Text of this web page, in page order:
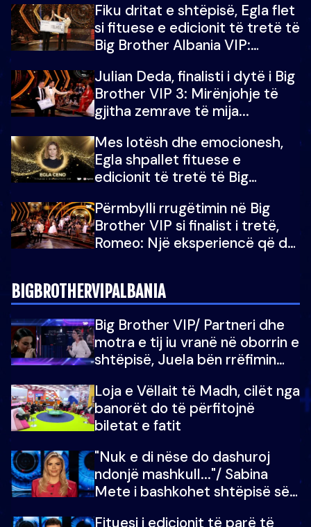
Fiku dritat e shtëpisë, Egla flet
si fituese e edicionit të tretë të
Big Brother Albania VIP:
Julian Deda, finalisti i dytë i Big
Brother VIP 3: Mirënjohje të
gjitha zemrave të mija...
Mes lotësh dhe emocionesh,
Egla shpallet fituese e
edicionit të tretë të Big
Përmbylli rrugëtimin në Big
Brother VIP si finalist i tretë,
Romeo: Një eksperiencë që do
BIGBROTHERVIPALBANIA
Big Brother VIP/ Partneri dhe
motra e tij iu vranë në oborrin e
shtëpisë, Juela bën rrëfimin
do të martoheshim, por zemra
mu copëtua
Loja e Vëllait të Madh, cilët nga
banorët do të përfitojnë
biletat e fatit
"Nuk e di nëse do dashuroj
ndonjë mashkull..."/ Sabina
Mete i bashkohet shtëpisë së
Fituesi i edicionit të parë të